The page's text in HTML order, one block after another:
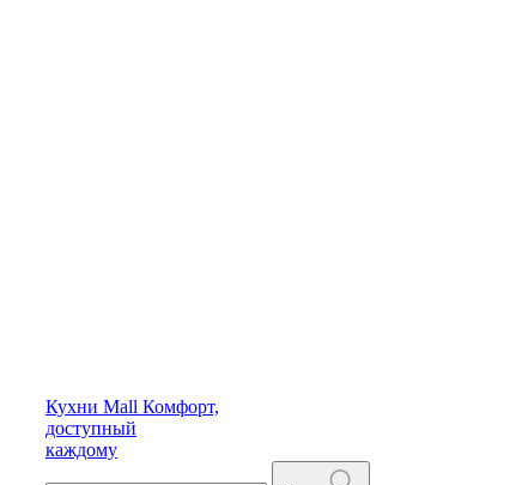
Кухни Mall Комфорт,
доступный
каждому